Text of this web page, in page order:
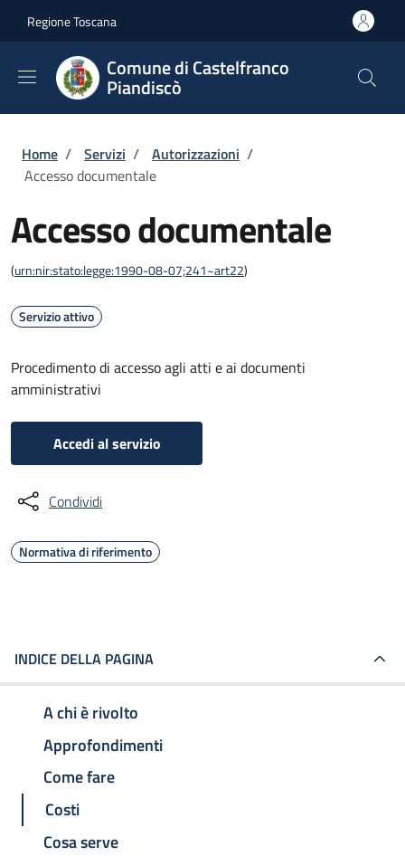
Regione Toscana
Comune di Castelfranco
Piandiscò
Briciole di pane
Home / Servizi / Autorizzazioni /
Accesso documentale
Accesso documentale
(urn:nir:stato:legge:1990-08-07;241~art22)
Servizio attivo
Procedimento di accesso agli atti e ai documenti
amministrativi
Accedi al servizio
Condividi
Normativa di riferimento
INDICE DELLA PAGINA
A chi è rivolto
Approfondimenti
Come fare
Costi
Cosa serve